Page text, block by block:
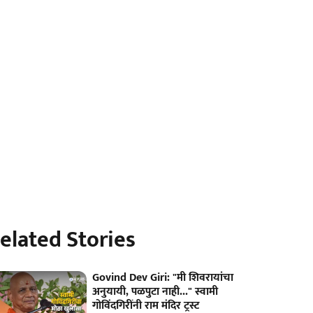
Stories
Govind Dev Giri: "मी शिवरायांचा
अनुयायी, पळपुटा नाही..." स्वामी
गोविंदगिरींनी राम मंदिर ट्रस्ट